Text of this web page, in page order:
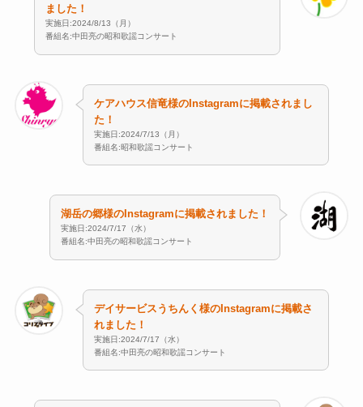
ました！
実施日:2024/8/13（月）
番組名:中田亮の昭和歌謡コンサート
ケアハウス信竜様のInstagramに掲載されまし
た！
実施日:2024/7/13（月）
番組名:昭和歌謡コンサート
湖岳の郷様のInstagramに掲載されました！
実施日:2024/7/17（水）
番組名:中田亮の昭和歌謡コンサート
デイサービスうちんく様のInstagramに掲載さ
れました！
実施日:2024/7/17（水）
番組名:中田亮の昭和歌謡コンサート